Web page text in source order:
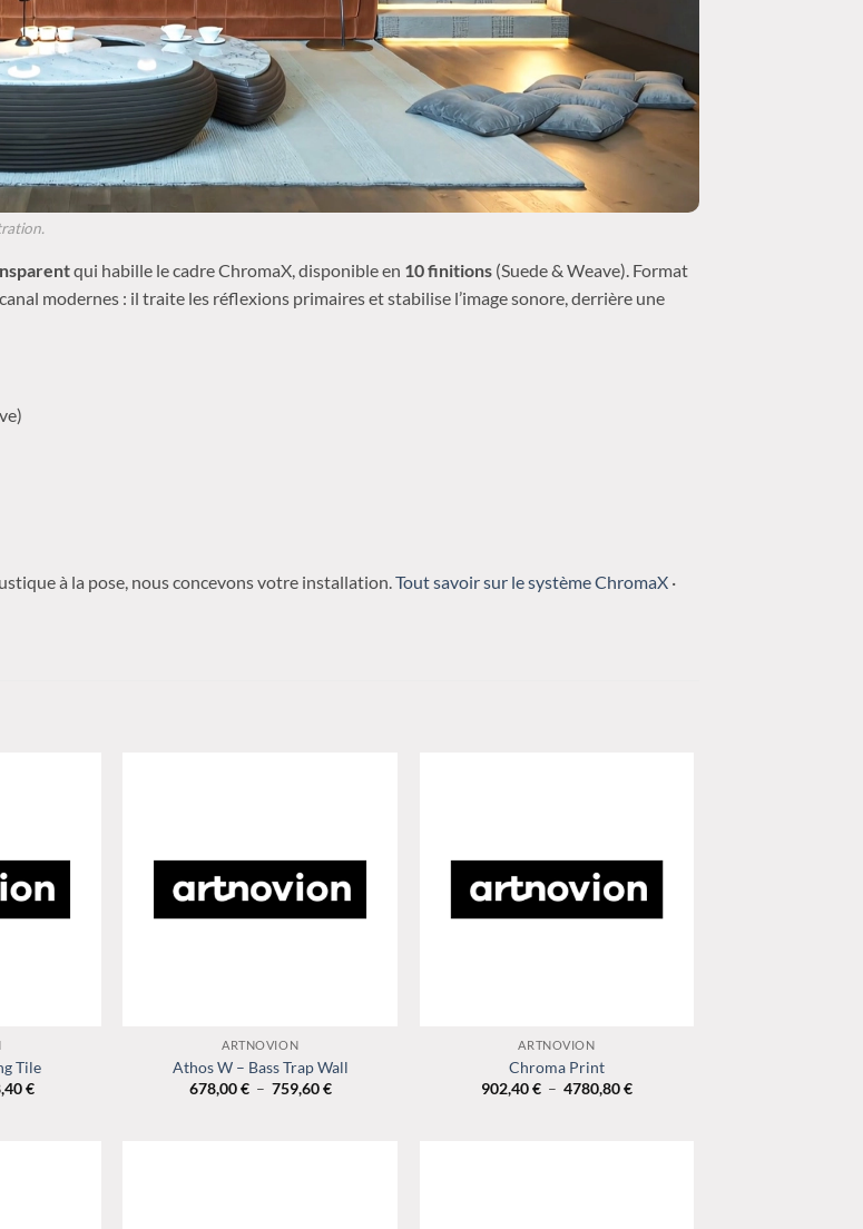
qui habille le cadre ChromaX, disponible en 10 finitions (Suede & Weave). Format
modernes : il traite les réflexions primaires et stabilise l’image sonore, derrière une
à la pose, nous concevons votre installation. Tout savoir sur le système ChromaX ·
Tile
€Plage
ARTNOVION
Athos W – Bass Trap Wall
678,00€ – 759,60€Plage
ARTNOVION
Chroma Print
902,40€ – 4780,80€Plage